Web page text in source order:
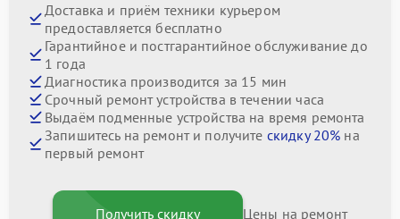
Доставка и приём техники курьером
предоставляется бесплатно
Гарантийное и постгарантийное обслуживание до
1 года
Диагностика производится за 15 мин
Срочный ремонт устройства в течении часа
Выдаём подменные устройства на время ремонта
Запишитесь на ремонт и получите скидку 20% на
первый ремонт
Получить скидку Цены на ремонт